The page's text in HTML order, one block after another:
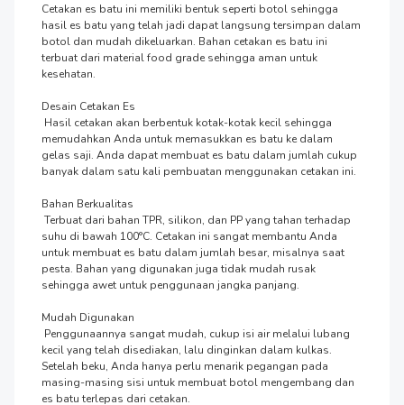
Cetakan es batu ini memiliki bentuk seperti botol sehingga
hasil es batu yang telah jadi dapat langsung tersimpan dalam
botol dan mudah dikeluarkan. Bahan cetakan es batu ini
terbuat dari material food grade sehingga aman untuk
kesehatan.
Desain Cetakan Es
memudahkan Anda untuk memasukkan es batu ke dalam
gelas saji. Anda dapat membuat es batu dalam jumlah cukup
banyak dalam satu kali pembuatan menggunakan cetakan ini.
Bahan Berkualitas
suhu di bawah 100°C. Cetakan ini sangat membantu Anda
untuk membuat es batu dalam jumlah besar, misalnya saat
pesta. Bahan yang digunakan juga tidak mudah rusak
sehingga awet untuk penggunaan jangka panjang.
Mudah Digunakan
kecil yang telah disediakan, lalu dinginkan dalam kulkas.
Setelah beku, Anda hanya perlu menarik pegangan pada
masing-masing sisi untuk membuat botol mengembang dan
es batu terlepas dari cetakan.